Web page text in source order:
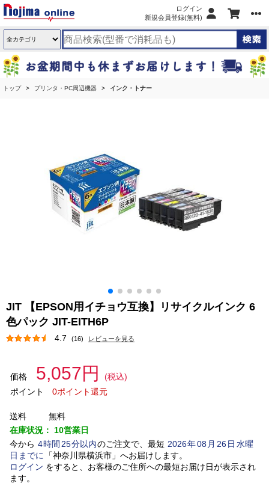
ログイン
新規会員登録(無料)
トップ プリンタ・PC周辺機器 インク・トナー
JIT 【EPSON用イチョウ互換】リサイクルインク 6
色パック JIT-EITH6P
4.7 (16) レビューを見る
価格 5,057円
(税込)
ポイント
0ポイント還元
送料
無料
在庫状況： 10営業日
今から 4時間 25分以内のご注文で、最短 2026年08 月 26日水曜
日 までに 「神奈川県横浜市」 へお届けします。
ログイン をすると、お客様のご住所への最短お届け日が表示され
ます。